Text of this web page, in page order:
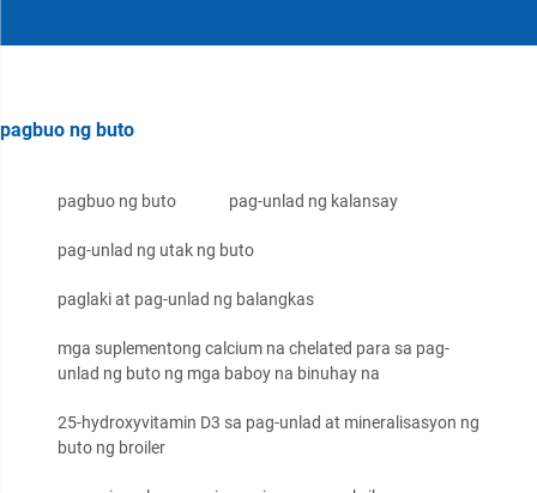
pagbuo ng buto
pagbuo ng buto pag-unlad ng kalansay
pag-unlad ng utak ng buto
paglaki at pag-unlad ng balangkas
mga suplementong calcium na chelated para sa pag-
unlad ng buto ng mga baboy na binuhay na
25-hydroxyvitamin D3 sa pag-unlad at mineralisasyon ng
buto ng broiler